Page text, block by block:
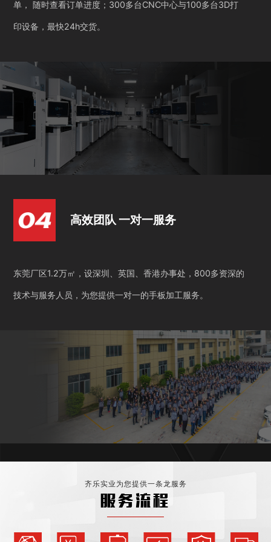
单， 随时查看订单进度；300多台CNC中心与100多台3D打
印设备，最快24h交货。
高效团队 一对一服务
东莞厂区1.2万㎡，设深圳、英国、香港办事处，800多资深的
技术与服务人员，为您提供一对一的手板加工服务。
齐乐实业为您提供一条龙服务
服务流程